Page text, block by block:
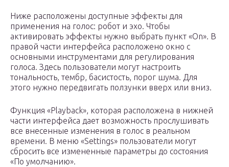
Ниже расположены доступные эффекты для
применения на голос: робот и эхо. Чтобы
активировать эффекты нужно выбрать пункт «On». В
правой части интерфейса расположено окно с
основными инструментами для регулирования
голоса. Здесь пользователи могут настроить
тональность, тембр, басистость, порог шума. Для
этого нужно передвигать ползунки вверх или вниз.
Функция «Playback», которая расположена в нижней
части интерфейса дает возможность прослушивать
все внесенные изменения в голос в реальном
времени. В меню «Settings» пользователи могут
сбросить все измененные параметры до состояния
«По умолчанию».